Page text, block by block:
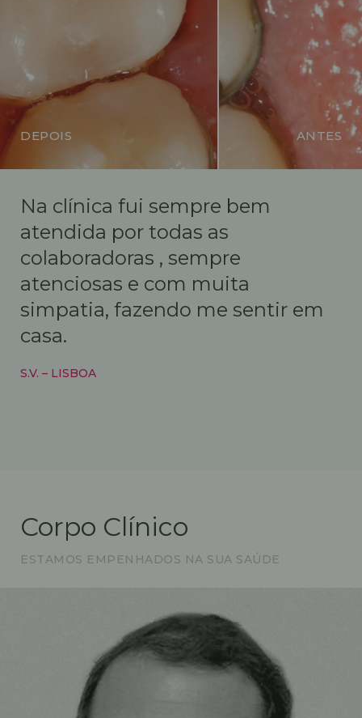
Na clínica fui sempre bem
atendida por todas as
colaboradoras , sempre
atenciosas e com muita
simpatia, fazendo me sentir em
casa.
S.V. – LISBOA
ANTES
DEPOIS
Corpo Clínico
ESTAMOS EMPENHADOS NA SUA SAÚDE